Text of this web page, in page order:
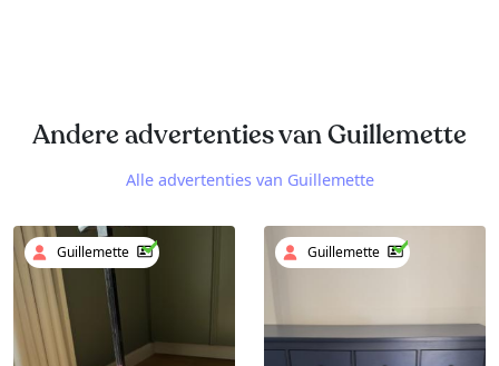
Andere advertenties van Guillemette
Alle advertenties van Guillemette
Guillemette Guillemette